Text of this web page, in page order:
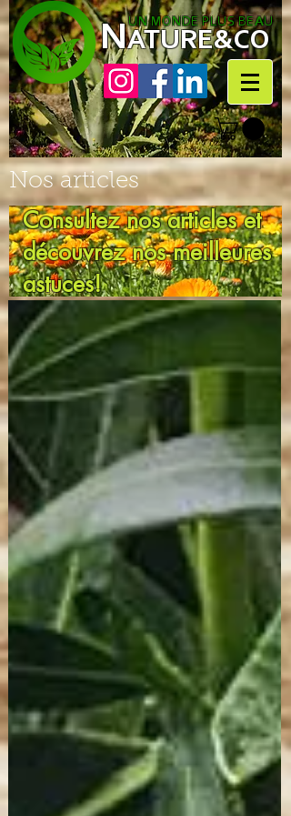
NATURE&CO
UN MONDE PLUS BEAU
Nos articles
Consultez nos articles et
découvrez nos meilleures
astuces!